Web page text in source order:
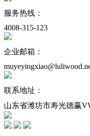
服务热线：
4008-315-123
企业邮箱：
联系地址：
山东省潍坊市寿光德赢